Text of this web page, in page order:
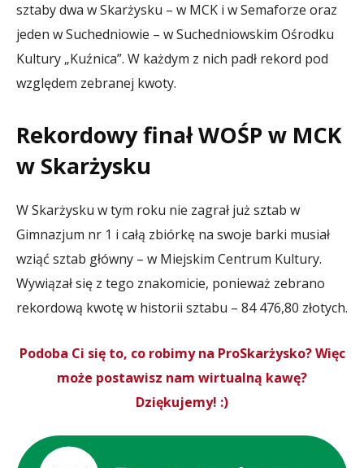
sztaby dwa w Skarżysku – w MCK i w Semaforze oraz
jeden w Suchedniowie – w Suchedniowskim Ośrodku
Kultury „Kuźnica”. W każdym z nich padł rekord pod
względem zebranej kwoty.
Rekordowy finał WOŚP w MCK
w Skarżysku
W Skarżysku w tym roku nie zagrał już sztab w
Gimnazjum nr 1 i całą zbiórkę na swoje barki musiał
wziąć sztab główny – w Miejskim Centrum Kultury.
Wywiązał się z tego znakomicie, ponieważ zebrano
rekordową kwotę w historii sztabu – 84 476,80 złotych.
Podoba Ci się to, co robimy na ProSkarżysko? Więc
może postawisz nam wirtualną kawę?
Dziękujemy! :)